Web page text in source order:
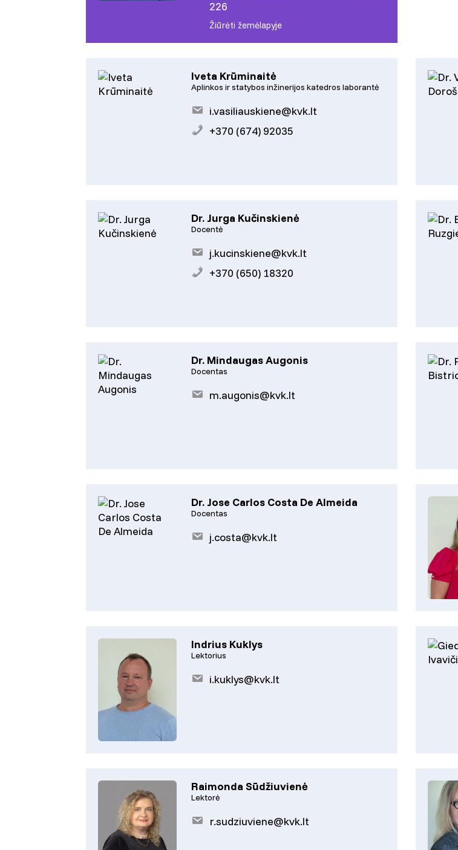
226
Žiūrėti žemėlapyje
Iveta Krūminaitė
Aplinkos ir statybos inžinerijos katedros laborantė
i.vasiliauskiene@kvk.lt
+370 (674) 92035
Dr. Jurga Kučinskienė
Docentė
j.kucinskiene@kvk.lt
+370 (650) 18320
Dr. Mindaugas Augonis
Docentas
m.augonis@kvk.lt
Dr. Jose Carlos Costa De Almeida
Docentas
j.costa@kvk.lt
Indrius Kuklys
Lektorius
i.kuklys@kvk.lt
Raimonda Sūdžiuvienė
Lektorė
r.sudziuviene@kvk.lt